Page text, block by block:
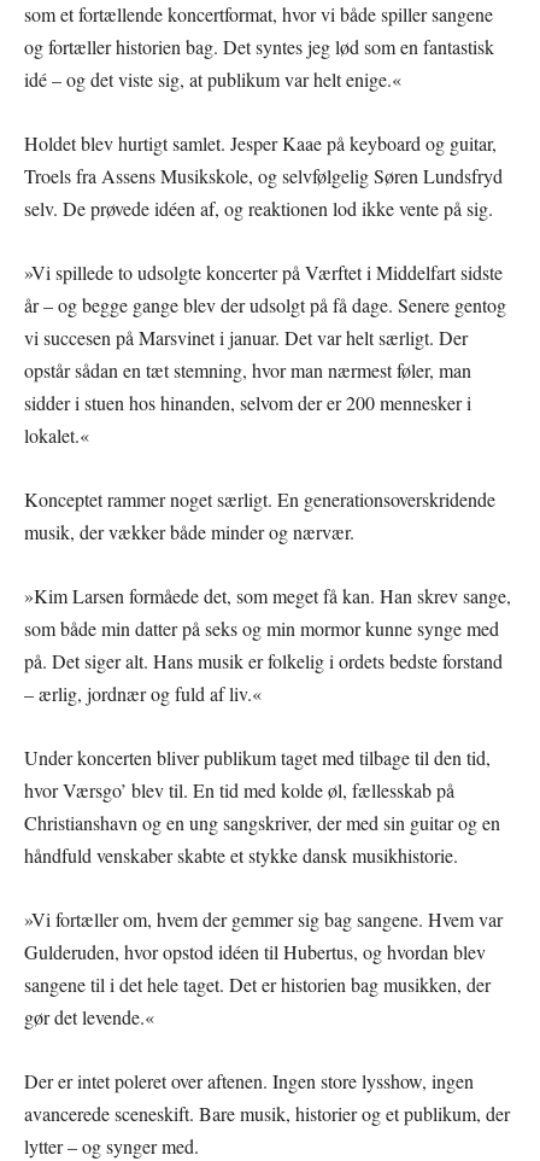
som et fortællende koncertformat, hvor vi både spiller sangene
og fortæller historien bag. Det syntes jeg lød som en fantastisk
idé – og det viste sig, at publikum var helt enige.«
Holdet blev hurtigt samlet. Jesper Kaae på keyboard og guitar,
Troels fra Assens Musikskole, og selvfølgelig Søren Lundsfryd
selv. De prøvede idéen af, og reaktionen lod ikke vente på sig.
»Vi spillede to udsolgte koncerter på Værftet i Middelfart sidste
år – og begge gange blev der udsolgt på få dage. Senere gentog
vi succesen på Marsvinet i januar. Det var helt særligt. Der
opstår sådan en tæt stemning, hvor man nærmest føler, man
sidder i stuen hos hinanden, selvom der er 200 mennesker i
lokalet.«
Konceptet rammer noget særligt. En generationsoverskridende
musik, der vækker både minder og nærvær.
»Kim Larsen formåede det, som meget få kan. Han skrev sange,
som både min datter på seks og min mormor kunne synge med
på. Det siger alt. Hans musik er folkelig i ordets bedste forstand
– ærlig, jordnær og fuld af liv.«
Under koncerten bliver publikum taget med tilbage til den tid,
hvor Værsgo’ blev til. En tid med kolde øl, fællesskab på
Christianshavn og en ung sangskriver, der med sin guitar og en
håndfuld venskaber skabte et stykke dansk musikhistorie.
»Vi fortæller om, hvem der gemmer sig bag sangene. Hvem var
Gulderuden, hvor opstod idéen til Hubertus, og hvordan blev
sangene til i det hele taget. Det er historien bag musikken, der
gør det levende.«
Der er intet poleret over aftenen. Ingen store lysshow, ingen
avancerede sceneskift. Bare musik, historier og et publikum, der
lytter – og synger med.